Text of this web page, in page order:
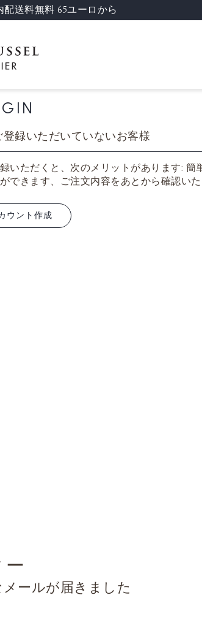
送料無料 65ユーロから
登録いただいていないお客様
いただくと、次のメリットがあります: 簡
できます、ご注文内容をあとから確認いた
ウント作成
ールが届きました